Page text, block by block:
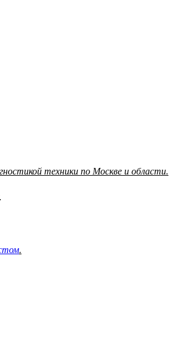
техники по Москве и области.
.